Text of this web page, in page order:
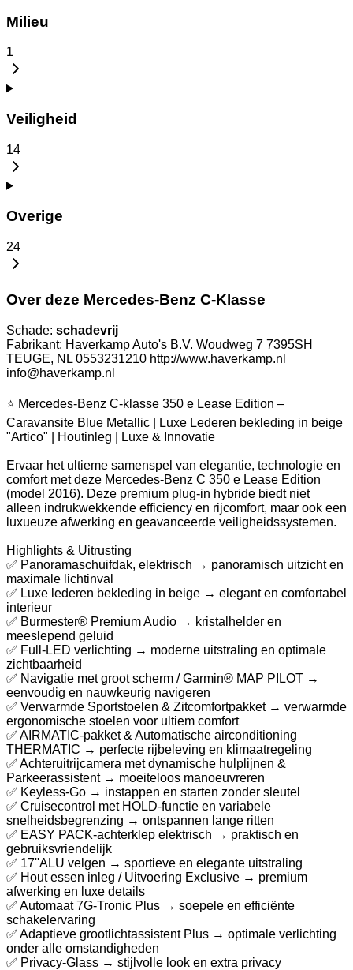
Milieu
1
Veiligheid
14
Overige
24
Over deze Mercedes-Benz C-Klasse
Schade: schadevrij
Fabrikant: Haverkamp Auto's B.V. Woudweg 7 7395SH
TEUGE, NL 0553231210 http://www.haverkamp.nl
info@haverkamp.nl
⭐ Mercedes-Benz C-klasse 350 e Lease Edition –
Caravansite Blue Metallic | Luxe Lederen bekleding in beige
"Artico" | Houtinleg | Luxe & Innovatie
Ervaar het ultieme samenspel van elegantie, technologie en
comfort met deze Mercedes-Benz C 350 e Lease Edition
(model 2016). Deze premium plug-in hybride biedt niet
alleen indrukwekkende efficiency en rijcomfort, maar ook een
luxueuze afwerking en geavanceerde veiligheidssystemen.
Highlights & Uitrusting
✅ Panoramaschuifdak, elektrisch → panoramisch uitzicht en
maximale lichtinval
✅ Luxe lederen bekleding in beige → elegant en comfortabel
interieur
✅ Burmester® Premium Audio → kristalhelder en
meeslepend geluid
✅ Full-LED verlichting → moderne uitstraling en optimale
zichtbaarheid
✅ Navigatie met groot scherm / Garmin® MAP PILOT →
eenvoudig en nauwkeurig navigeren
✅ Verwarmde Sportstoelen & Zitcomfortpakket → verwarmde
ergonomische stoelen voor ultiem comfort
✅ AIRMATIC-pakket & Automatische airconditioning
THERMATIC → perfecte rijbeleving en klimaatregeling
✅ Achteruitrijcamera met dynamische hulplijnen &
Parkeerassistent → moeiteloos manoeuvreren
✅ Keyless-Go → instappen en starten zonder sleutel
✅ Cruisecontrol met HOLD-functie en variabele
snelheidsbegrenzing → ontspannen lange ritten
✅ EASY PACK-achterklep elektrisch → praktisch en
gebruiksvriendelijk
✅ 17''ALU velgen → sportieve en elegante uitstraling
✅ Hout essen inleg / Uitvoering Exclusive → premium
afwerking en luxe details
✅ Automaat 7G-Tronic Plus → soepele en efficiënte
schakelervaring
✅ Adaptieve grootlichtassistent Plus → optimale verlichting
onder alle omstandigheden
✅ Privacy-Glass → stijlvolle look en extra privacy